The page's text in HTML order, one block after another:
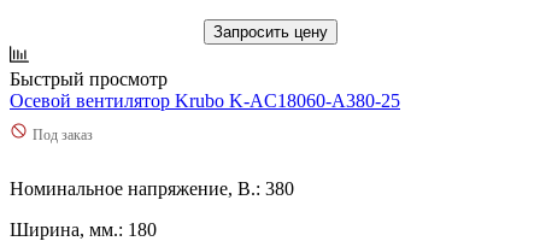
Запросить цену
Быстрый просмотр
Осевой вентилятор Krubo K-AC18060-A380-25
Под заказ
Номинальное напряжение, В.: 380
Ширина, мм.: 180